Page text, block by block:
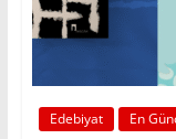
Edebiyat En